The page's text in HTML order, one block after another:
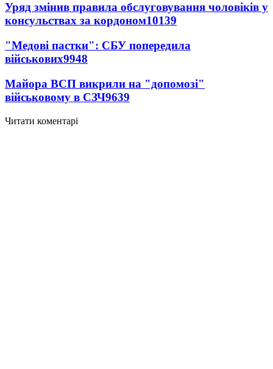
Уряд змінив правила обслуговування чоловіків у
консульствах за кордоном10139
"Медові пастки": СБУ попередила
військових9948
Майора ВСП викрили на "допомозі"
військовому в СЗЧ9639
Читати коментарі